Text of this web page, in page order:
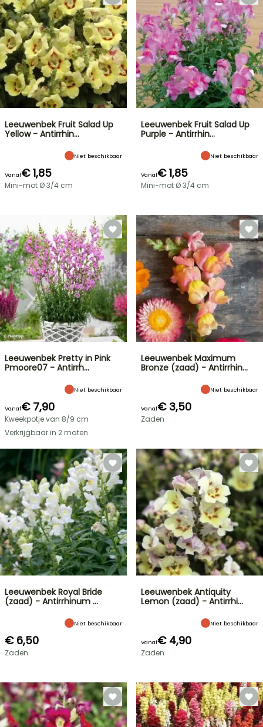
Leeuwenbek Fruit Salad Up
Yellow - Antirrhin…
Niet beschikbaar
Vanaf€ 1,85
Mini-mot Ø 3/4 cm
Leeuwenbek Fruit Salad Up
Purple - Antirrhin…
Niet beschikbaar
Vanaf€ 1,85
Mini-mot Ø 3/4 cm
Leeuwenbek Pretty in Pink
Pmoore07 - Antirrh…
Niet beschikbaar
Vanaf€ 7,90
Kweekpotje van 8/9 cm
Verkrijgbaar in 2 maten
Leeuwenbek Maximum
Bronze (zaad) - Antirrhin…
Niet beschikbaar
Vanaf€ 3,50
Zaden
Leeuwenbek Royal Bride
(zaad) - Antirrhinum …
Niet beschikbaar
€ 6,50
Zaden
Leeuwenbek Antiquity
Lemon (zaad) - Antirrhi…
Niet beschikbaar
Vanaf€ 4,90
Zaden